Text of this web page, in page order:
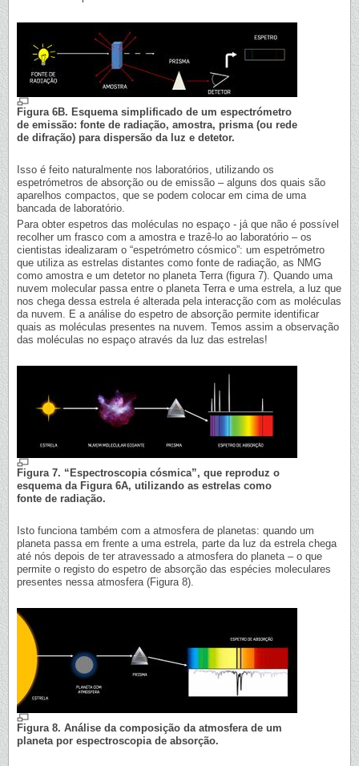
Figura 6B. Esquema simplificado de um espectrómetro
de emissão: fonte de radiação, amostra, prisma (ou rede
de difração) para dispersão da luz e detetor.
Isso é feito naturalmente nos laboratórios, utilizando os
espetrómetros de absorção ou de emissão – alguns dos quais são
aparelhos compactos, que se podem colocar em cima de uma
bancada de laboratório.
Para obter espetros das moléculas no espaço - já que não é possível
recolher um frasco com a amostra e trazê-lo ao laboratório – os
cientistas idealizaram o “espetrómetro cósmico”: um espetrómetro
que utiliza as estrelas distantes como fonte de radiação, as NMG
como amostra e um detetor no planeta Terra (figura 7). Quando uma
nuvem molecular passa entre o planeta Terra e uma estrela, a luz que
nos chega dessa estrela é alterada pela interacção com as moléculas
da nuvem. E a análise do espetro de absorção permite identificar
quais as moléculas presentes na nuvem. Temos assim a observação
das moléculas no espaço através da luz das estrelas!
Figura 7. “Espectroscopia cósmica”, que reproduz o
esquema da Figura 6A, utilizando as estrelas como
fonte de radiação.
Isto funciona também com a atmosfera de planetas: quando um
planeta passa em frente a uma estrela, parte da luz da estrela chega
até nós depois de ter atravessado a atmosfera do planeta – o que
permite o registo do espetro de absorção das espécies moleculares
presentes nessa atmosfera (Figura 8).
Figura 8. Análise da composição da atmosfera de um
planeta por espectroscopia de absorção.